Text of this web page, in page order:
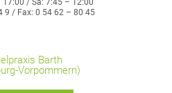
9 / Fax: 0 54 62 – 80 45
Barth
Vorpommern)